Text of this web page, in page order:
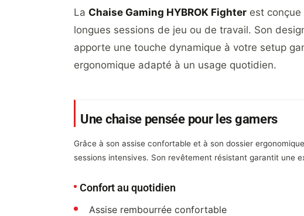
La Chaise Gaming HYBROK Fighter est
longues sessions de jeu ou de travail. Son
apporte une touche dynamique à votre setup
ergonomique adapté à un usage quotidien.
Une chaise pensée pour les gamers
Grâce à son assise confortable et à son dossier
sessions intensives. Son revêtement résistant garantit une
Confort au quotidien
Assise rembourrée confortable